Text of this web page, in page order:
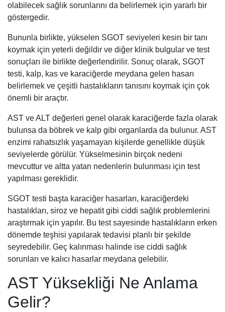
olabilecek sağlık sorunlarını da belirlemek için yararlı bir
göstergedir.
Bununla birlikte, yükselen SGOT seviyeleri kesin bir tanı
koymak için yeterli değildir ve diğer klinik bulgular ve test
sonuçları ile birlikte değerlendirilir. Sonuç olarak, SGOT
testi, kalp, kas ve karaciğerde meydana gelen hasarı
belirlemek ve çeşitli hastalıkların tanısını koymak için çok
önemli bir araçtır.
AST ve ALT değerleri genel olarak karaciğerde fazla olarak
bulunsa da böbrek ve kalp gibi organlarda da bulunur. AST
enzimi rahatsızlık yaşamayan kişilerde genellikle düşük
seviyelerde görülür. Yükselmesinin birçok nedeni
mevcuttur ve altta yatan nedenlerin bulunması için test
yapılması gereklidir.
SGOT testi başta karaciğer hasarları, karaciğerdeki
hastalıkları, siroz ve hepatit gibi ciddi sağlık problemlerini
araştırmak için yapılır. Bu test sayesinde hastalıkların erken
dönemde teşhisi yapılarak tedavisi planlı bir şekilde
seyredebilir. Geç kalınması halinde ise ciddi sağlık
sorunları ve kalıcı hasarlar meydana gelebilir.
AST Yüksekliği Ne Anlama
Gelir?